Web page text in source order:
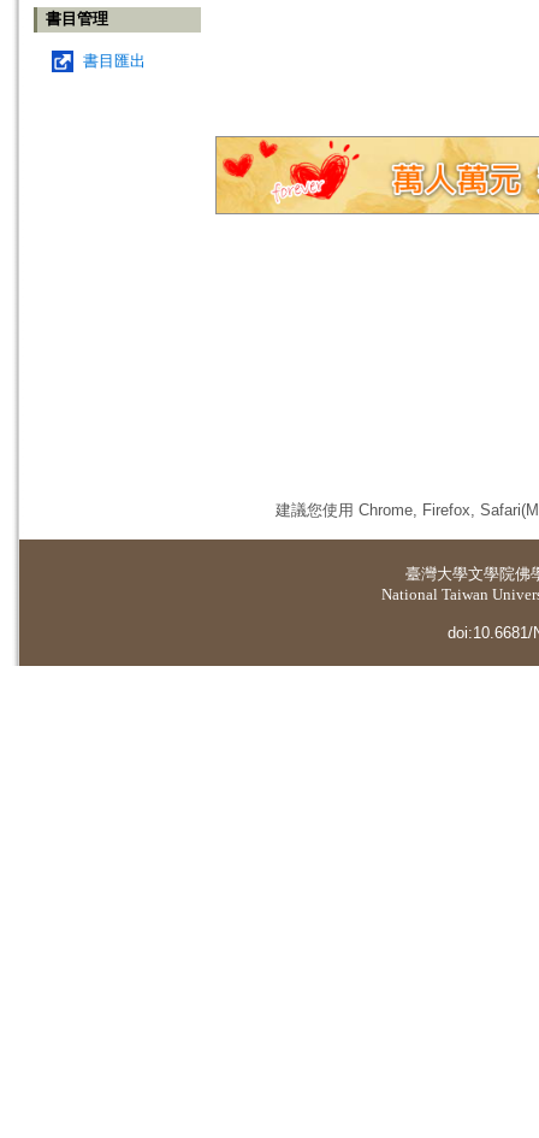
書目管理
書目匯出
建議您使用 Chrome, Firefox,
臺灣大學文學院佛
National Taiwan
doi:10.6681/